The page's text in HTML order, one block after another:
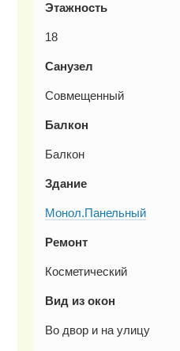
Этажность
18
Санузел
Совмещенный
Балкон
Балкон
Здание
Монол.Панельный
Ремонт
Косметический
Вид из окон
Во двор и на улицу